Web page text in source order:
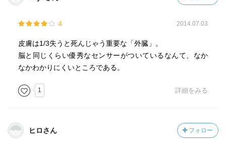
4 2014.07.03
皮膚は1/3失うと死んじゃう重要な「外臓」。
脳と同じくらい優秀なセンサーがついているなんて、なか
なかわかりにくいところである。
1 詳細をみる
ヒロさん フォロー